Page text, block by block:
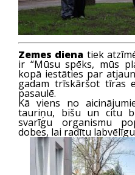
Zemes diena tiek
ir “Mūsu spēks, mūs
kopā iestāties par
gadam trīskāršot tīras
pasaulē.
Kā viens no
tauriņu, bišu un citu
svarīgu organismu
dobes, lai radītu